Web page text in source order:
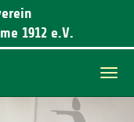
1912 e.V.